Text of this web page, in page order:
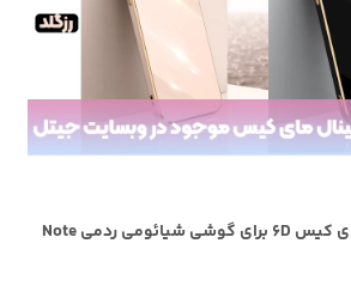
معرفی قاب اورجینال مای کیس 6D برای گوشی شیائومی ردمی Note